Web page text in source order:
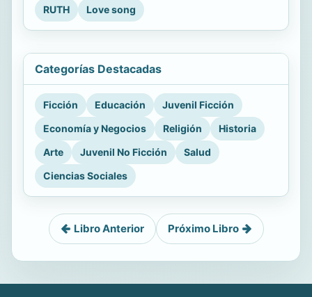
RUTH
Love song
Categorías Destacadas
Ficción Educación
Juvenil Ficción
Economía y Negocios
Religión
Historia
Arte
Juvenil No Ficción
Salud
Ciencias Sociales
Libro Anterior Próximo Libro